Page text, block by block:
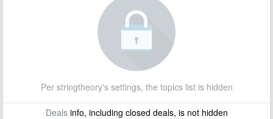
Per stringtheory's settings, the topics list is hidden
Dealsinfo, including closed deals, is not hidden